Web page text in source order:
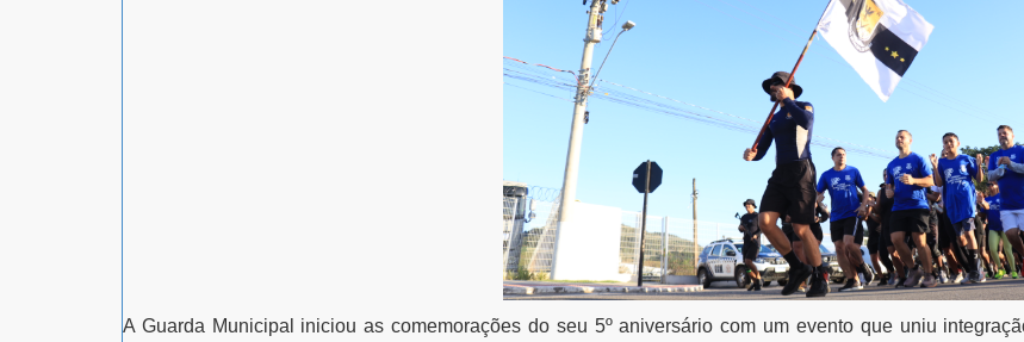
A Guarda Municipal iniciou as comemorações do seu 5º aniversário com um evento que uniu